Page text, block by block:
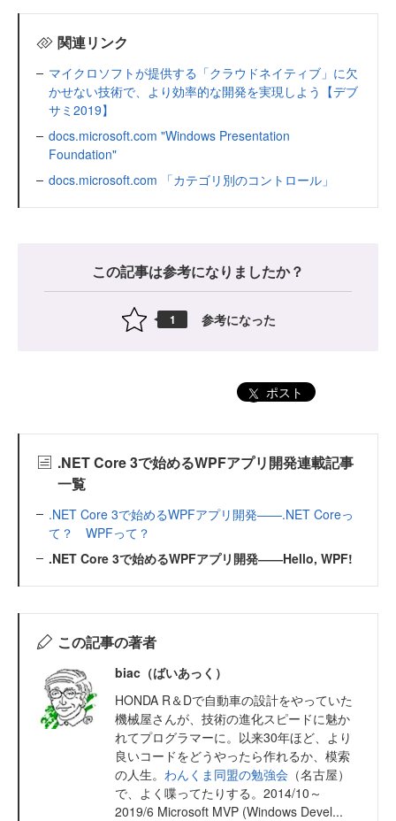
関連リンク
マイクロソフトが提供する「クラウドネイティブ」に欠
かせない技術で、より効率的な開発を実現しよう【デブ
サミ2019】
docs.microsoft.com "Windows Presentation
Foundation"
docs.microsoft.com 「カテゴリ別のコントロール」
この記事は参考になりましたか？
1 参考になった
ポスト
.NET Core 3で始めるWPFアプリ開発連載記事
一覧
.NET Core 3で始めるWPFアプリ開発――.NET Coreっ
て？ WPFって？
.NET Core 3で始めるWPFアプリ開発――Hello, WPF!
この記事の著者
biac（ばいあっく）
HONDA R＆Dで自動車の設計をやっていた
機械屋さんが、技術の進化スピードに魅か
れてプログラマーに。以来30年ほど、より
良いコードをどうやったら作れるか、模索
の人生。 わんくま同盟の勉強会 （名古屋）
で、よく喋ってたりする。2014/10～
2019/6 Microsoft MVP (Windows Devel...